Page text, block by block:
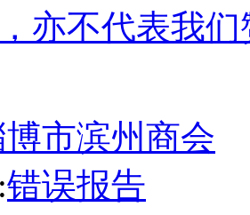
亦不代表我
市滨州商会
错误报告